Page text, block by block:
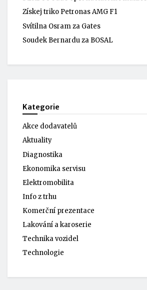
Získej triko Petronas AMG F1
Svítilna Osram za Gates
Soudek Bernardu za BOSAL
Kategorie
Akce dodavatelů
Aktuality
Diagnostika
Ekonomika servisu
Elektromobilita
Info z trhu
Komerční prezentace
Lakování a karoserie
Technika vozidel
Technologie